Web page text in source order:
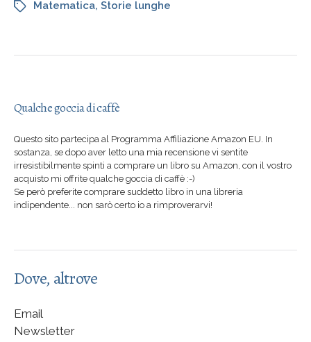
Matematica, Storie lunghe
Qualche goccia di caffè
Questo sito partecipa al Programma Affiliazione Amazon EU. In
sostanza, se dopo aver letto una mia recensione vi sentite
irresistibilmente spinti a comprare un libro su Amazon, con il vostro
acquisto mi offrite qualche goccia di caffè :-)
Se però preferite comprare suddetto libro in una libreria
indipendente... non sarò certo io a rimproverarvi!
Dove, altrove
Email
Newsletter